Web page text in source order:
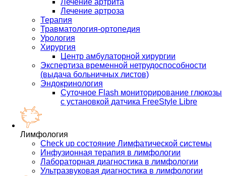
Лечение артрита
Лечение артроза
Терапия
Травматология-ортопедия
Урология
Хирургия
Центр амбулаторной хирургии
Экспертиза временной нетрудоспособности
(выдача больничных листов)
Эндокринология
Суточное Flash мониторирование глюкозы
с установкой датчика FreeStyle Libre
Лимфология
Check up состояние Лимфатической системы
Инфузионная терапия в лимфологии
Лабораторная диагностика в лимфологии
Ультразвуковая диагностика в лимфологии